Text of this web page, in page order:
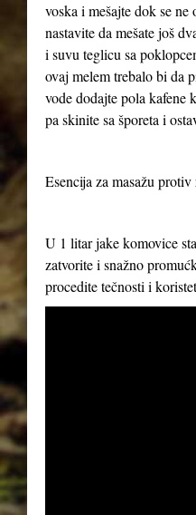
voska i mešajte dok se
nastavite da mešate još
i suvu teglicu sa
ovaj melem trebalo bi da
vode dodajte pola kafene
pa skinite sa šporeta i
Esencija za masažu protiv
U 1 litar jake komovice
zatvorite i snažno
procedite tečnosti i